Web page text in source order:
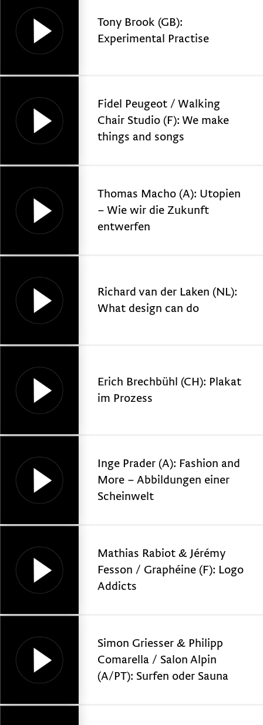
Tony Brook (GB):
Experimental Practise
Fidel Peugeot / Walking
Chair Studio (F): We make
things and songs
Thomas Macho (A): Utopien
– Wie wir die Zukunft
entwerfen
Richard van der Laken (NL):
What design can do
Erich Brechbühl (CH): Plakat
im Prozess
Inge Prader (A): Fashion and
More – Abbildungen einer
Scheinwelt
Mathias Rabiot & Jérémy
Fesson / Graphéine (F): Logo
Addicts
Simon Griesser & Philipp
Comarella / Salon Alpin
(A/PT): Surfen oder Sauna